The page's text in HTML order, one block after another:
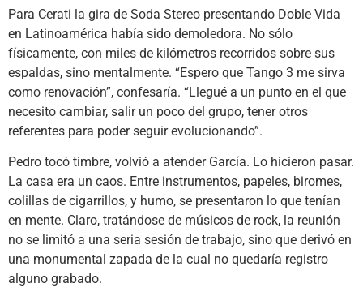
Para Cerati la gira de Soda Stereo presentando Doble Vida
en Latinoamérica había sido demoledora. No sólo
físicamente, con miles de kilómetros recorridos sobre sus
espaldas, sino mentalmente. “Espero que Tango 3 me sirva
como renovación”, confesaría. “Llegué a un punto en el que
necesito cambiar, salir un poco del grupo, tener otros
referentes para poder seguir evolucionando”.
Pedro tocó timbre, volvió a atender García. Lo hicieron pasar.
La casa era un caos. Entre instrumentos, papeles, biromes,
colillas de cigarrillos, y humo, se presentaron lo que tenían
en mente. Claro, tratándose de músicos de rock, la reunión
no se limitó a una seria sesión de trabajo, sino que derivó en
una monumental zapada de la cual no quedaría registro
alguno grabado.